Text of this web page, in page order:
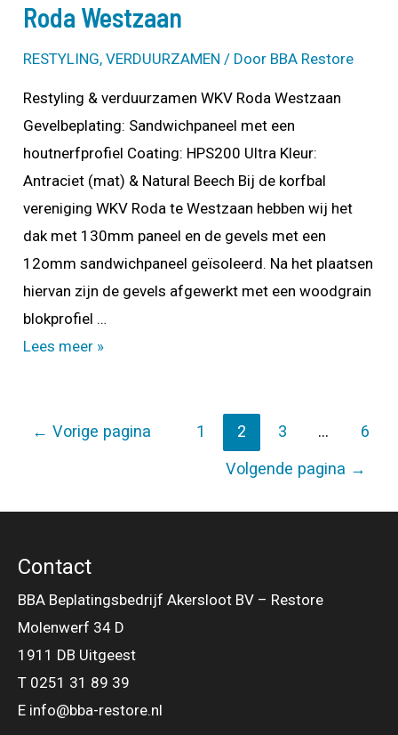
Roda Westzaan
RESTYLING,VERDUURZAMEN / Door BBA Restore
Restyling & verduurzamen WKV Roda Westzaan
Gevelbeplating: Sandwichpaneel met een
houtnerfprofiel Coating: HPS200 Ultra Kleur:
Antraciet (mat) & Natural Beech Bij de korfbal
vereniging WKV Roda te Westzaan hebben wij het
dak met 130mm paneel en de gevels met een
12omm sandwichpaneel geïsoleerd. Na het plaatsen
hiervan zijn de gevels afgewerkt met een woodgrain
blokprofiel …
Restyling
WKV
Lees meer »
Berichten
← Vorige pagina 1 2 3 … 6
Volgende pagina →
Contact
BBA Beplatingsbedrijf Akersloot BV – Restore
Molenwerf 34 D
1911 DB Uitgeest
T 0251 31 89 39
E info@bba-restore.nl